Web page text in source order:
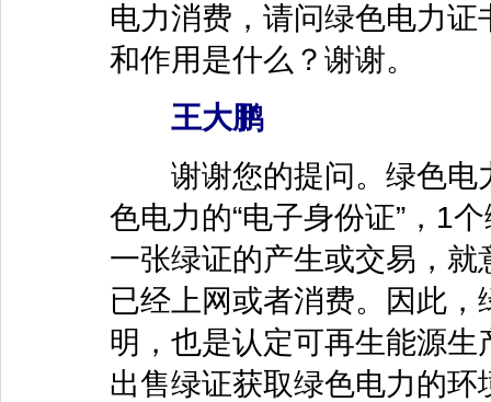
电力消费，请问绿色电力
和作用是什么？谢谢。
王大鹏
谢谢您的提问。绿色电
色电力的“电子身份证”，1
一张绿证的产生或交易，
已经上网或者消费。因此
明，也是认定可再生能源
出售绿证获取绿色电力的